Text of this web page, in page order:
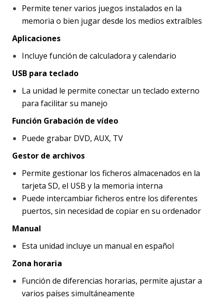
Permite tener varios juegos instalados en la
memoria o bien jugar desde los medios extraíbles
Aplicaciones
Incluye función de calculadora y calendario
USB para teclado
La unidad le permite conectar un teclado externo
para facilitar su manejo
Función Grabación de vídeo
Puede grabar DVD, AUX, TV
Gestor de archivos
Permite gestionar los ficheros almacenados en la
tarjeta SD, el USB y la memoria interna
Puede intercambiar ficheros entre los diferentes
puertos, sin necesidad de copiar en su ordenador
Manual
Esta unidad incluye un manual en español
Zona horaria
Función de diferencias horarias, permite ajustar a
varios países simultáneamente